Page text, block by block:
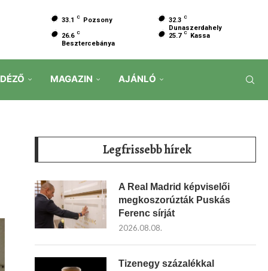
33.1 C Pozsony 32.3 C
Dunaszerdahely
26.6 C
Besztercebánya
25.7 C Kassa
MAGAZIN AJÁNLÓ
Legfrissebb hírek
A Real Madrid képviselői
megkoszorúzták Puskás
Ferenc sírját
2026.08.08.
Tizenegy százalékkal